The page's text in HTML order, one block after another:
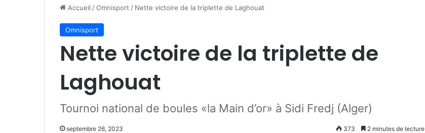
Accueil /Omnisport / Nette victoire de la triplette de Laghouat
Omnisport
Nette victoire de la triplette de
Laghouat
Tournoi national de boules «la Main d’or» à Sidi Fredj (Alger)
septembre 26, 2023 373 2 minutes de lecture